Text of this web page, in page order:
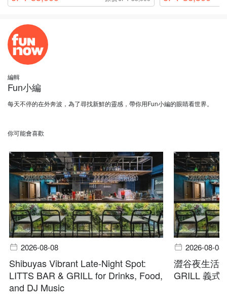
編輯
Fun小編
每天不停的在外奔波，為了尋找新鮮的靈感，帶你用Fun小編的眼睛看世界。
你可能會喜歡
2026-08-08
Shibuyas Vibrant Late-Night Spot:
LITTS BAR & GRILL for Drinks, Food,
and DJ Music
2026-08-08
澀谷夜生活
GRILL 義式